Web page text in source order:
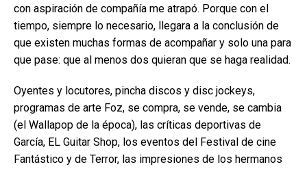
con aspiración de compañía me atrapó. Porque con el
tiempo, siempre lo necesario, llegara a la conclusión de
que existen muchas formas de acompañar y solo una para
que pase: que al menos dos quieran que se haga realidad.
Oyentes y locutores, pincha discos y disc jockeys,
programas de arte Foz, se compra, se vende, se cambia
(el Wallapop de la época), las críticas deportivas de
García, EL Guitar Shop, los eventos del Festival de cine
Fantástico y de Terror, las impresiones de los hermanos